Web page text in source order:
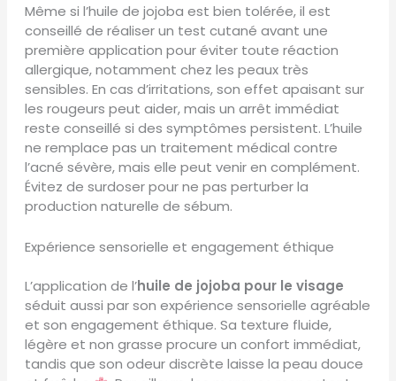
Même si l’huile de jojoba est bien tolérée, il est
conseillé de réaliser un test cutané avant une
première application pour éviter toute réaction
allergique, notamment chez les peaux très
sensibles. En cas d’irritations, son effet apaisant sur
les rougeurs peut aider, mais un arrêt immédiat
reste conseillé si des symptômes persistent. L’huile
ne remplace pas un traitement médical contre
l’acné sévère, mais elle peut venir en complément.
Évitez de surdoser pour ne pas perturber la
production naturelle de sébum.
Expérience sensorielle et engagement éthique
L’application de l’huile de jojoba pour le visage
séduit aussi par son expérience sensorielle agréable
et son engagement éthique. Sa texture fluide,
légère et non grasse procure un confort immédiat,
tandis que son odeur discrète laisse la peau douce